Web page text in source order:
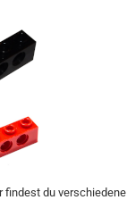
findest du